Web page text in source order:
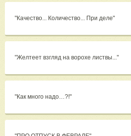
"Качество... Количество... При деле"
"Желтеет взгляд на ворохе листвы..."
"Как много надо…?!"